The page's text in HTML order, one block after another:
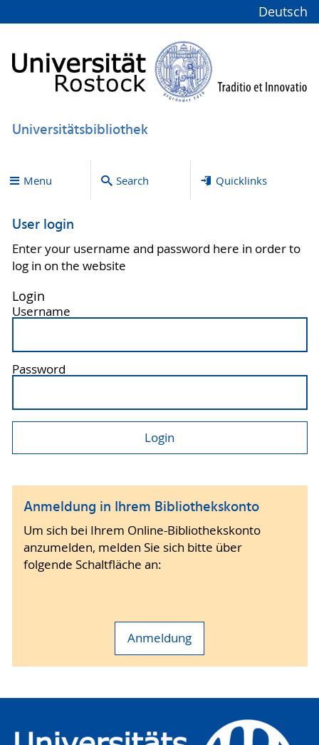
Deutsch
Universitätsbibliothek
Menu Search Quicklinks
User login
Enter your username and password here in order to
log in on the website
Login
Username
Password
Anmeldung in Ihrem Bibliothekskonto
Um sich bei Ihrem Online-Bibliothekskonto
anzumelden, melden Sie sich bitte über
folgende Schaltfläche an:
Anmeldung